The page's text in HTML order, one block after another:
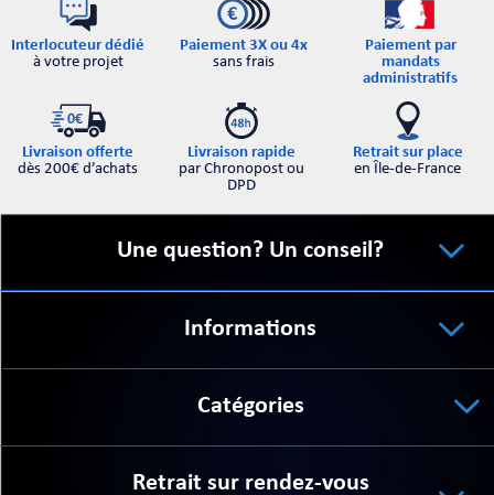
Interlocuteur dédié
à votre projet
Paiement 3X ou 4x
sans frais
Paiement par
mandats
administratifs
Livraison offerte
dès 200€ d’achats
Livraison rapide
par Chronopost ou
DPD
Retrait sur place
en Île-de-France
Une question? Un conseil?
Informations
Catégories
Retrait sur rendez-vous